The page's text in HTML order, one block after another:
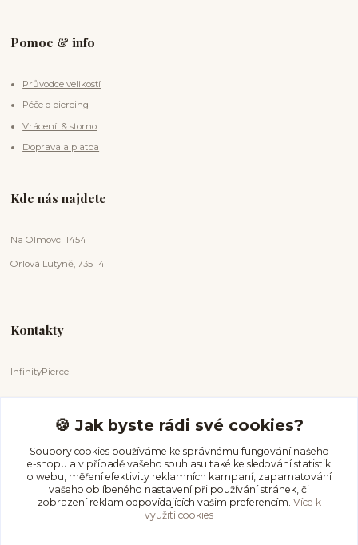
Pomoc & info
Průvodce velikostí
Péče o piercing
Vrácení & storno
Doprava a platba
Kde nás najdete
Na Olmovci 1454
Orlová Lutyně, 735 14
Kontakty
InfinityPierce
+420 731 681 038
(Po-Ne, 9-18 hod.)
info@infinitypierce.cz
🍪 Jak byste rádi své cookies?
Soubory cookies používáme ke správnému fungování našeho
e-shopu a v případě vašeho souhlasu také ke sledování statistik
o webu, měření efektivity reklamních kampaní, zapamatování
vašeho oblíbeného nastavení při používání stránek, či
zobrazení reklam odpovídajících vašim preferencím. Více k
využití cookies